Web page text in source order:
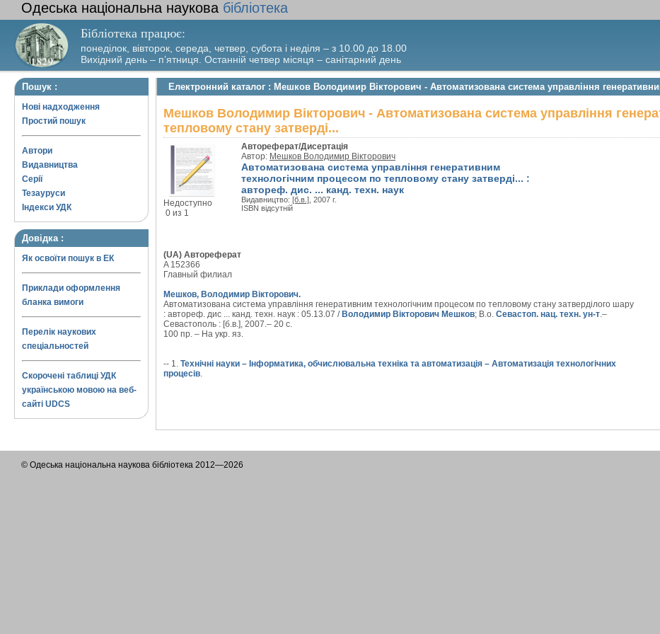
Одеська національна наукова бібліотека
Бібліотека працює:
понеділок, вівторок, середа, четвер, субота і неділя – з 10.00 до 18.00
Вихідний день – п’ятниця. Останній четвер місяця – санітарний день
Пошук :
Нові надходження
Простий пошук
Автори
Видавництва
Серії
Тезауруси
Індекси УДК
Довідка :
Як освоїти пошук в ЕК
Приклади оформлення
бланка вимоги
Перелік наукових
спеціальностей
Скорочені таблиці УДК
українською мовою на веб-
сайті UDCS
Електронний каталог : Мешков Володимир Вікторович - Автоматизована система управління
Мешков Володимир Вікторович - Автоматизована система управління
тепловому стану затверді...
Недоступно
0 из 1
Автореферат/Дисертація
Автор: Мешков Володимир Вікторович
Автоматизована система управління генеративним
технологічним процесом по тепловому стану затверді... :
автореф. дис. ... канд. техн. наук
Видавництво: [б.в.] , 2007 г.
ISBN відсутній
(UA) Автореферат
A 152366
Главный филиал
Мешков, Володимир Вікторович.
Автоматизована система управління генеративним технологічним процесом по тепловому стану затверділого шару
: автореф. дис ... канд. техн. наук : 05.13.07 / Володимир Вікторович Мешков; В.о. Севастоп. нац. техн. ун-т.–
Севастополь : [б.в.], 2007.– 20 с.
100 пр. – На укр. яз.
-- 1. Технічні науки – Інформатика, обчислювальна техніка та автоматизація – Автоматизація технологічних
процесів.
© Одеська національна наукова бібліотека 2012—2026